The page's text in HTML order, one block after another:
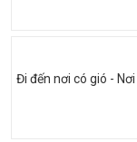
Đi đến nơi có gió -